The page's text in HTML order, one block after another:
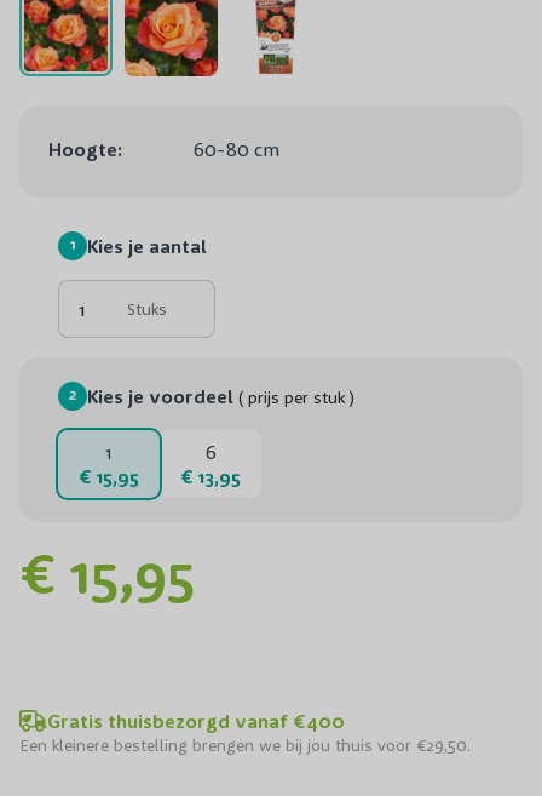
Hoogte: 60-80 cm
1 Kies je aantal
Stuks
2 Kies je voordeel ( prijs per stuk )
6
€ 13,95
1
€ 15,95
€ 15,95
Gratis thuisbezorgd vanaf €400
Een kleinere bestelling brengen we bij jou thuis voor €29,50.